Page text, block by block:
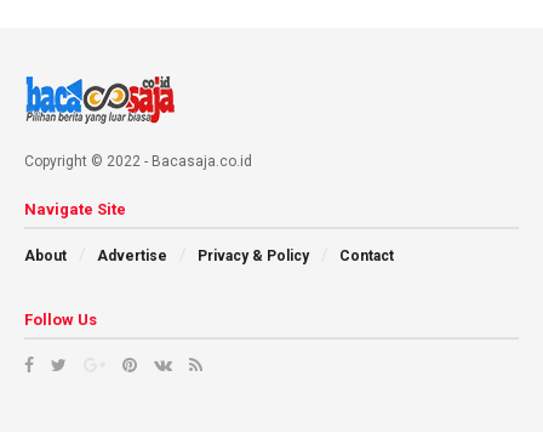
Copyright © 2022 - Bacasaja.co.id
Navigate Site
About Advertise Privacy & Policy Contact
Follow Us